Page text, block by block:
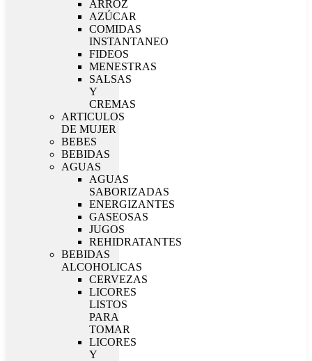
ARROZ
AZÚCAR
COMIDAS
INSTANTANEO
FIDEOS
MENESTRAS
SALSAS
Y
CREMAS
ARTICULOS
DE MUJER
BEBES
BEBIDAS
AGUAS
AGUAS
SABORIZADAS
ENERGIZANTES
GASEOSAS
JUGOS
REHIDRATANTES
BEBIDAS
ALCOHOLICAS
CERVEZAS
LICORES
LISTOS
PARA
TOMAR
LICORES
Y